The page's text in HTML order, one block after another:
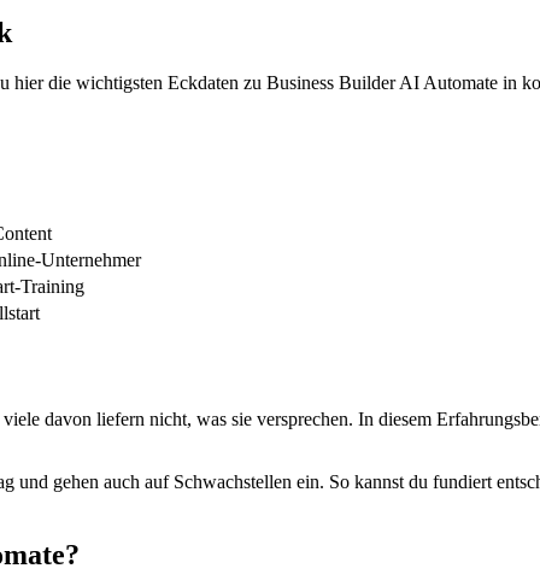
hier die wichtigsten Eckdaten zu Business Builder AI Automate in
Unternehmer
Training
davon liefern nicht, was sie versprechen. In diesem
gehen auch auf Schwachstellen ein. So kannst du fundiert